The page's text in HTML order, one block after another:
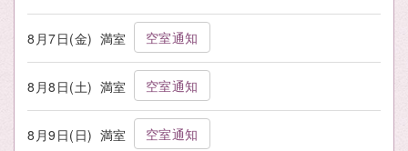
8月7日(金) 満室 空室通知
8月8日(土) 満室 空室通知
8月9日(日) 満室 空室通知